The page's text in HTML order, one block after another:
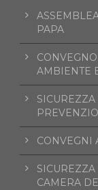
PAPA
AMBIENTE
CONVEGNI
CAMERA